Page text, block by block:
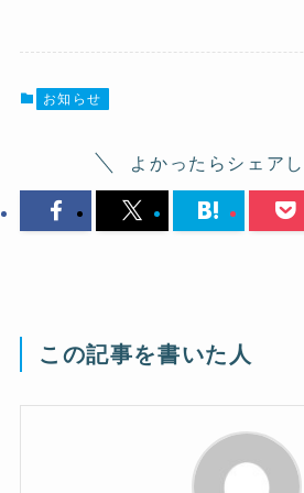
お知らせ
よかったらシェアし
この記事を書いた人